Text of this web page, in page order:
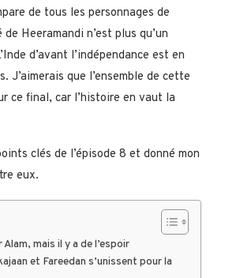
de tous les personnages de
Heeramandi n’est plus qu’un
d’avant l’indépendance est en
J’aimerais que l’ensemble de cette
ce final, car l’histoire en vaut la
clés de l’épisode 8 et donné mon
eux.
mais il y a de l’espoir
et Fareedan s’unissent pour la